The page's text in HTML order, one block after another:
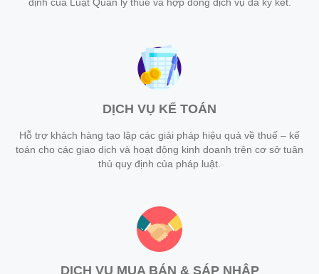
DỊCH VỤ KẾ TOÁN
Hỗ trợ khách hàng tạo lập các giải pháp hiệu quả về thuế – kế
toán cho các giao dịch và hoạt động kinh doanh trên cơ sở tuân
thủ quy định của pháp luật.
DỊCH VỤ MUA BÁN & SÁP NHẬP